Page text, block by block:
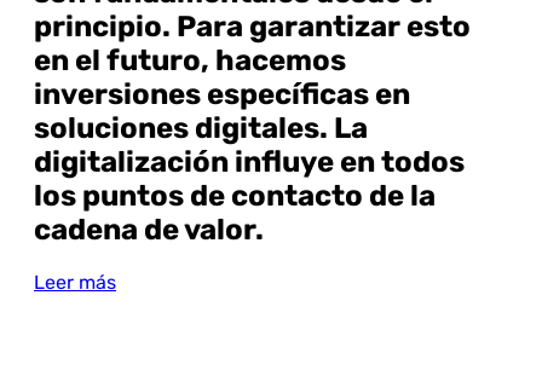
principio. Para garantizar esto
en el futuro, hacemos
inversiones específicas en
soluciones digitales. La
digitalización influye en todos
los puntos de contacto de la
cadena de valor.
Leer más